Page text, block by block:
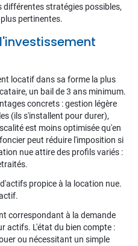
différentes stratégies possibles,
pertinentes.
locatif dans sa forme la plus
un bail de 3 ans minimum.
concrets : gestion légère
(ils s'installent pour durer),
est moins optimisée qu'en
peut réduire l'imposition si
nue attire des profils variés :
propice à la location nue.
correspondant à la demande
actifs. L'état du bien compte :
ou nécessitant un simple